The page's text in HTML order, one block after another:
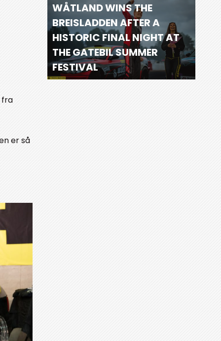
fra
er så
WÅTLAND WINS THE
BREISLADDEN AFTER A
HISTORIC FINAL NIGHT AT
THE GATEBIL SUMMER
FESTIVAL